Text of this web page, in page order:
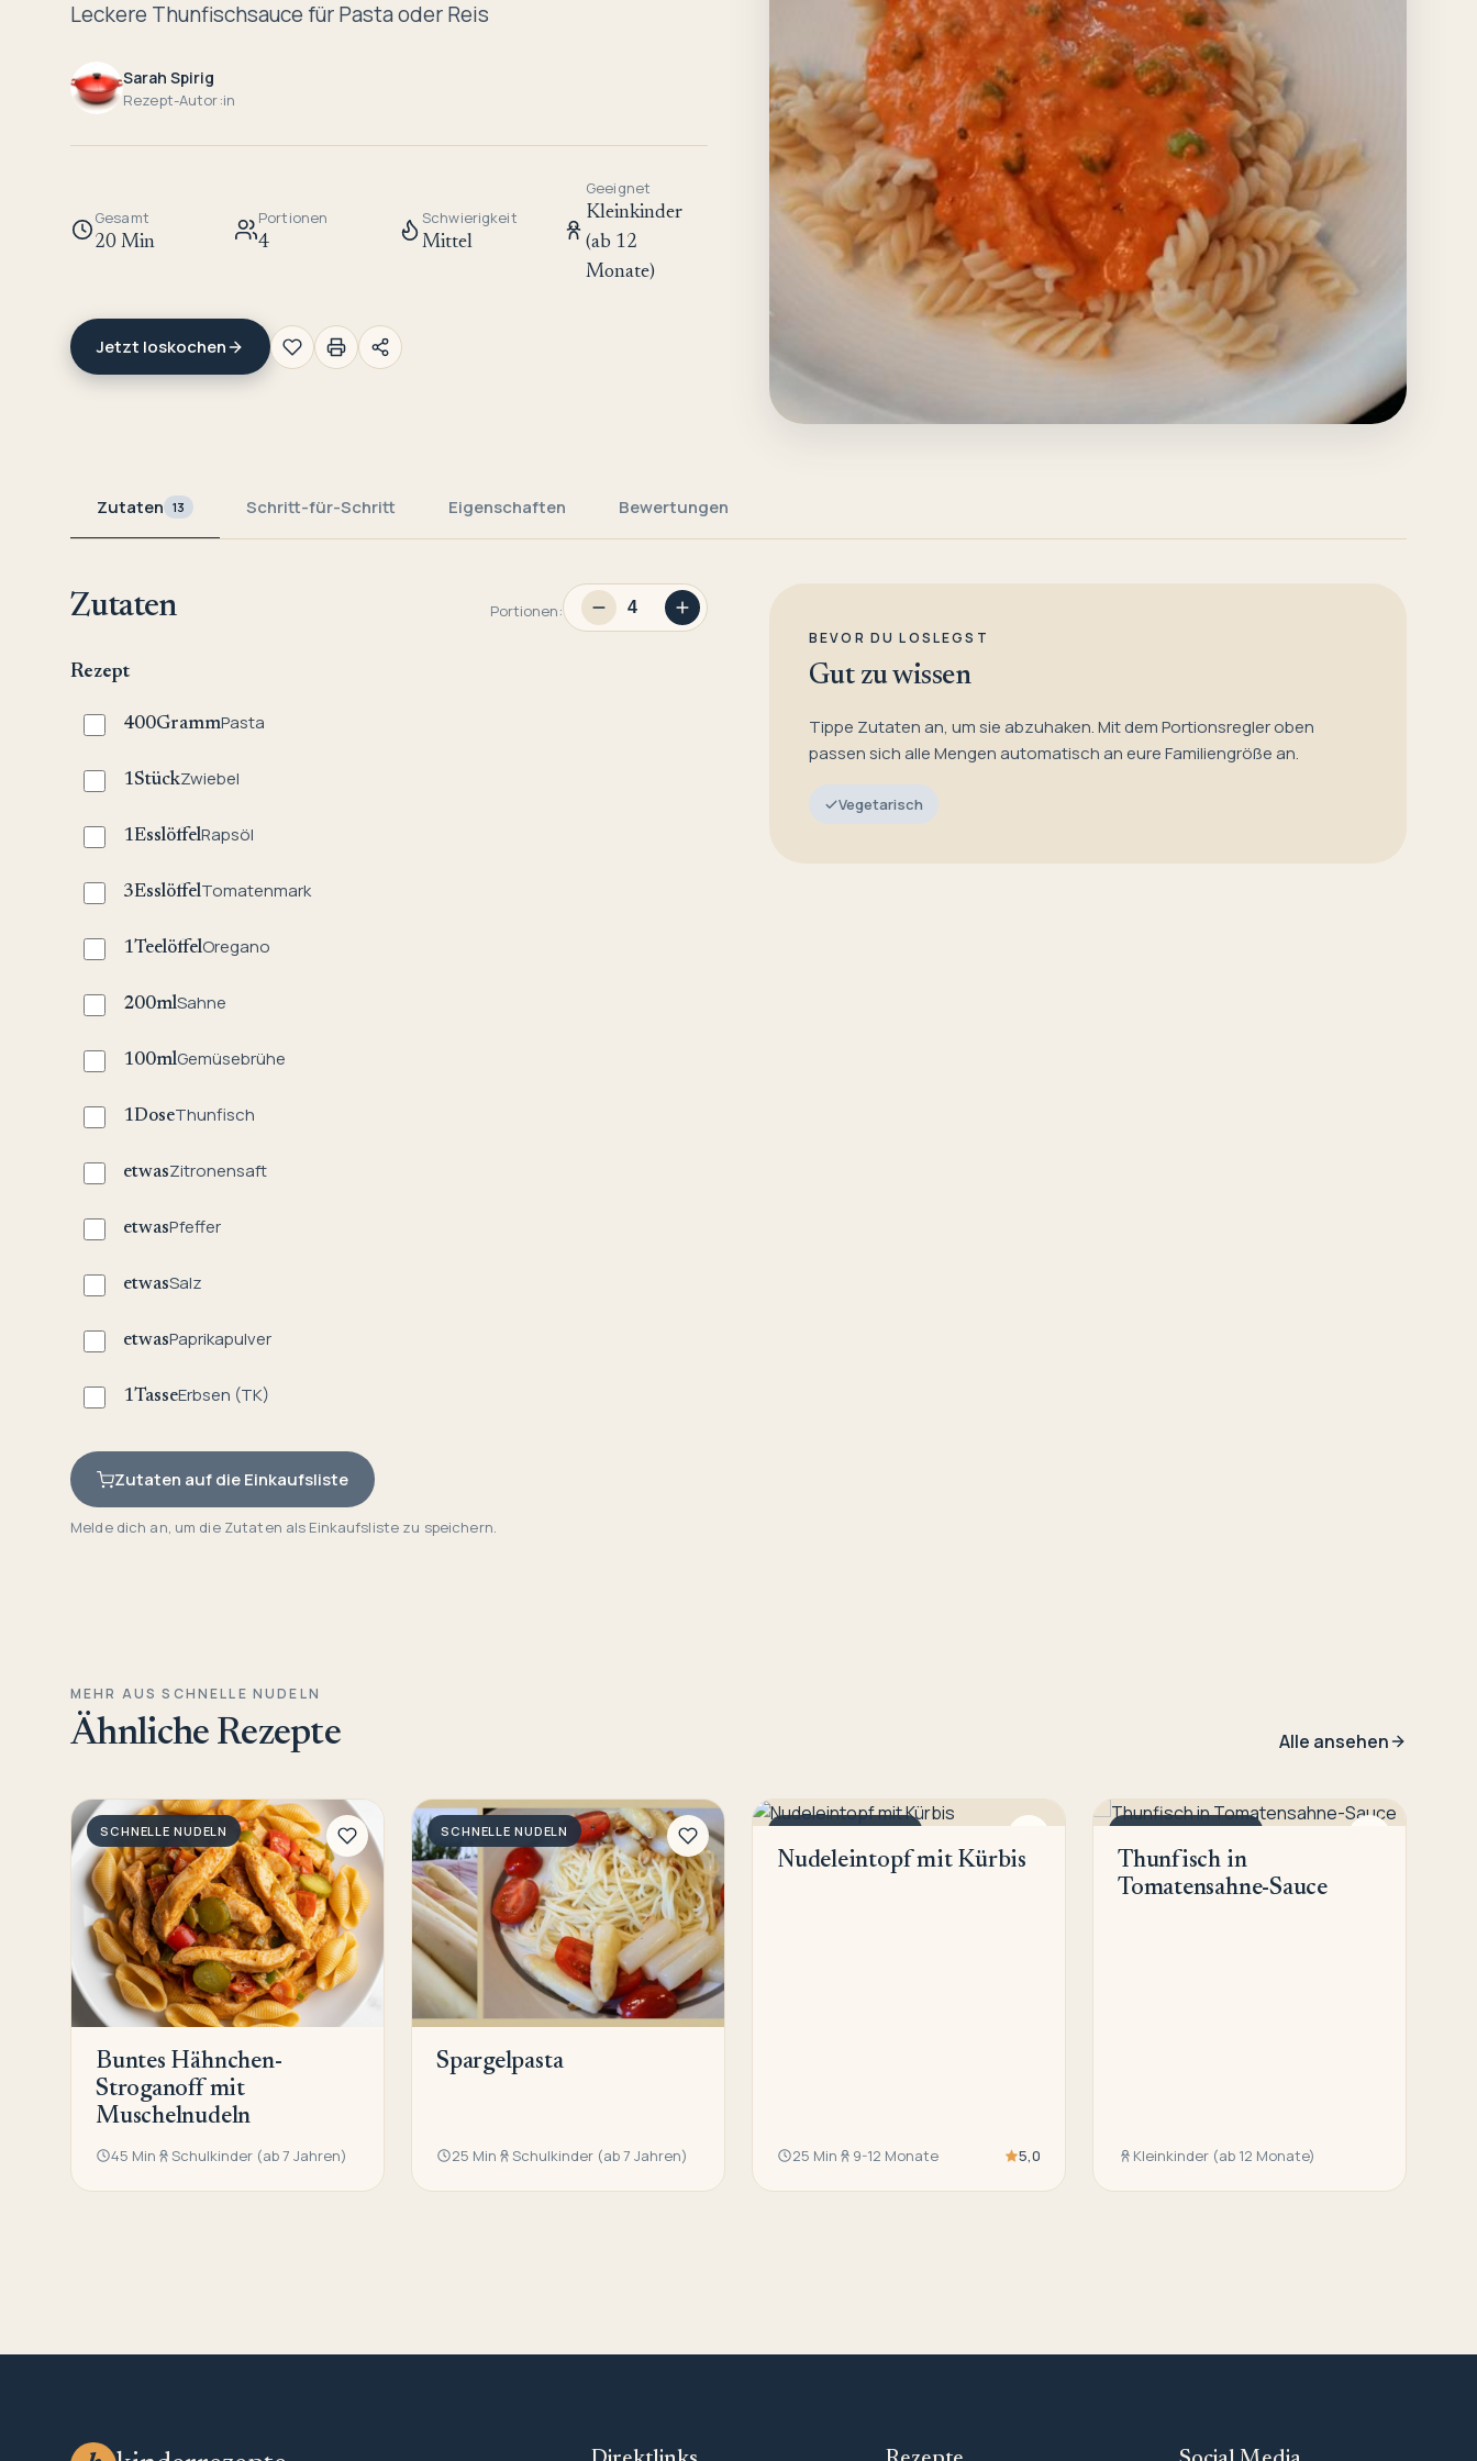
Leckere Thunfischsauce für Pasta oder Reis
Sarah Spirig
Rezept-Autor:in
Gesamt
20 Min
Portionen
4
Schwierigkeit
Mittel
Geeignet
Kleinkinder
(ab 12
Monate)
Jetzt loskochen
Zutaten 13 Schritt-für-Schritt Eigenschaften Bewertungen
Zutaten Portionen:
Rezept
400GrammPasta
1StückZwiebel
1EsslöffelRapsöl
3EsslöffelTomatenmark
1TeelöffelOregano
200mlSahne
100mlGemüsebrühe
1DoseThunfisch
etwasZitronensaft
etwasPfeffer
etwasSalz
etwasPaprikapulver
1TasseErbsen (TK)
Zutaten auf die Einkaufsliste
Melde dich an, um die Zutaten als Einkaufsliste zu speichern.
BEVOR DU LOSLEGST
Gut zu wissen
Tippe Zutaten an, um sie abzuhaken. Mit dem Portionsregler oben
passen sich alle Mengen automatisch an eure Familiengröße an.
Vegetarisch
MEHR AUS SCHNELLE NUDELN
Ähnliche Rezepte Alle ansehen
SCHNELLE NUDELN
Buntes Hähnchen-
Stroganoff mit
Muschelnudeln
45 Min Schulkinder (ab 7 Jahren)
SCHNELLE NUDELN
Spargelpasta
25 Min Schulkinder (ab 7 Jahren)
SCHNELLE NUDELN
Nudeleintopf mit Kürbis
25 Min 9-12 Monate 5,0
SCHNELLE NUDELN
Thunfisch in
Tomatensahne-Sauce
Kleinkinder (ab 12 Monate)